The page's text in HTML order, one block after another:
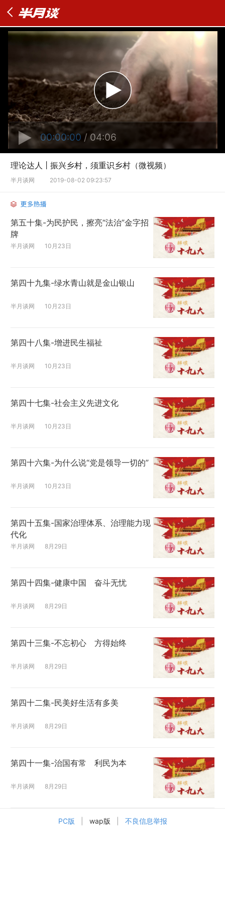
00:00:00 / 04:06
理论达人 | 振兴乡村，须重识乡村（微视频）
半月谈网 2019-08-02 09:23:57
第五十集-为民护民，擦亮“法治”金字招
牌
半月谈网 10月23日
第四十九集-绿水青山就是金山银山
半月谈网 10月23日
第四十八集-增进民生福祉
半月谈网 10月23日
第四十七集-社会主义先进文化
半月谈网 10月23日
第四十六集-为什么说“党是领导一切的”
半月谈网 10月23日
第四十五集-国家治理体系、治理能力现
代化
半月谈网 8月29日
第四十四集-健康中国 奋斗无忧
半月谈网 8月29日
第四十三集-不忘初心 方得始终
半月谈网 8月29日
第四十二集-民美好生活有多美
半月谈网 8月29日
第四十一集-治国有常 利民为本
半月谈网 8月29日
PC版 wap版 不良信息举报